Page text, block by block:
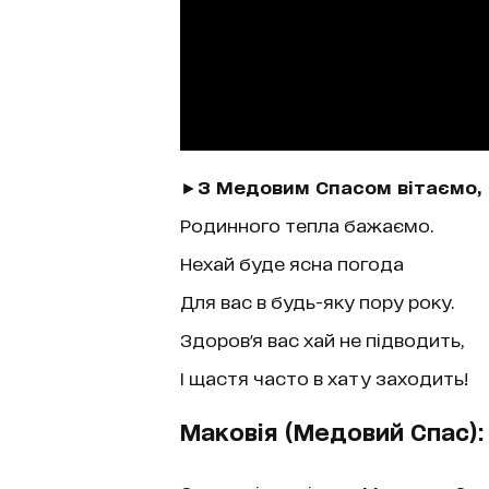
► З Медовим Спасом вітаємо,
Родинного тепла бажаємо.
Нехай буде ясна погода
Для вас в будь-яку пору року.
Здоров'я вас хай не підводить,
І щастя часто в хату заходить!
Маковія (Медовий Спас):